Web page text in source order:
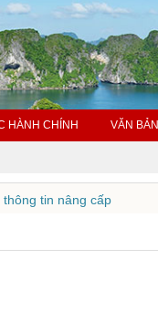
HÀNH CHÍNH VĂN BẢN
tin nâng cấp